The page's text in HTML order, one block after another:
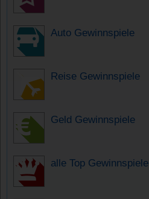
Auto Gewinnspiele
Reise Gewinnspiele
Geld Gewinnspiele
alle Top Gewinnspiele